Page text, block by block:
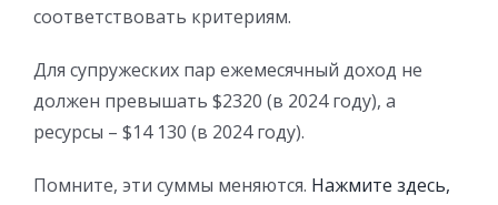
соответствовать критериям.
Для супружеских пар ежемесячный доход не
должен превышать $2320 (в 2024 году), а
ресурсы – $14 130 (в 2024 году).
Помните, эти суммы меняются. Нажмите здесь,